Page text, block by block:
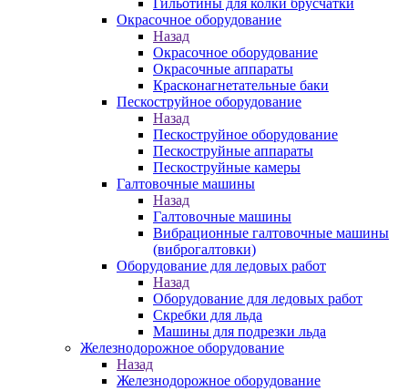
Гильотины для колки брусчатки
Окрасочное оборудование
Назад
Окрасочное оборудование
Окрасочные аппараты
Красконагнетательные баки
Пескоструйное оборудование
Назад
Пескоструйное оборудование
Пескоструйные аппараты
Пескоструйные камеры
Галтовочные машины
Назад
Галтовочные машины
Вибрационные галтовочные машины
(виброгалтовки)
Оборудование для ледовых работ
Назад
Оборудование для ледовых работ
Скребки для льда
Машины для подрезки льда
Железнодорожное оборудование
Назад
Железнодорожное оборудование